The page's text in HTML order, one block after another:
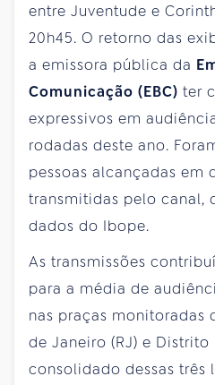
entre Juventude e
20h45. O retorno das
a emissora pública da
Comunicação (EBC) ter
expressivos em
rodadas deste ano.
pessoas alcançadas em
transmitidas pelo canal,
dados do Ibope.
As transmissões
para a média de
nas praças monitoradas
de Janeiro (RJ) e
consolidado dessas três